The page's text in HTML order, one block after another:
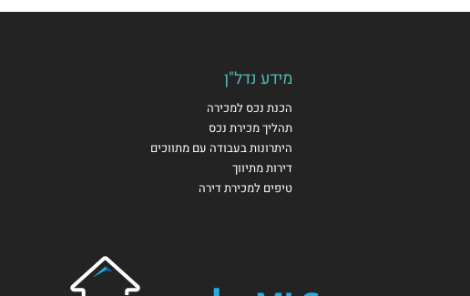
מידע נדל"ן
הכנת נכס למכירה
תהליך מכירת נכס
היתרונות בעבודה עם מתווכים
דירות מתיווך
טיפים למכירת דירה